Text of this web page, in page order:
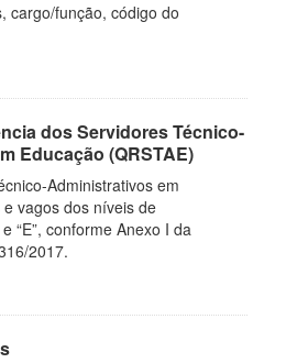
cargo/função, código do
dos Servidores Técnico-
Educação (QRSTAE)
Administrativos em
vagos dos níveis de
e “E”, conforme Anexo I da
2017.